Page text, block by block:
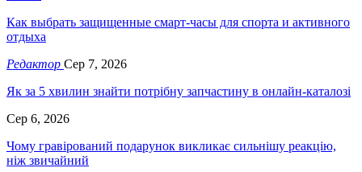
Как выбрать защищенные смарт-часы для спорта и активного
отдыха
Редактор Сер 7, 2026
Як за 5 хвилин знайти потрібну запчастину в онлайн-каталозі
Сер 6, 2026
Чому гравірований подарунок викликає сильнішу реакцію,
ніж звичайний